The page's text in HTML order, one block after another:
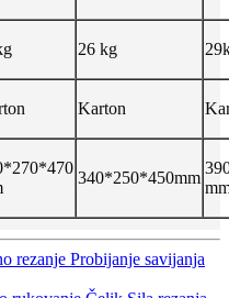
26 kg
Karton
340*250*450mm
rezanje Probijanje savijanja